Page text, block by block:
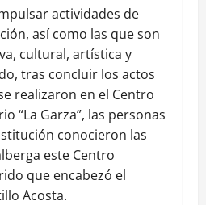
actividades de
así como las que son
cultural, artística y
tras concluir los actos
realizaron en el Centro
“La Garza”, las personas
conocieron las
este Centro
que encabezó el
Acosta.